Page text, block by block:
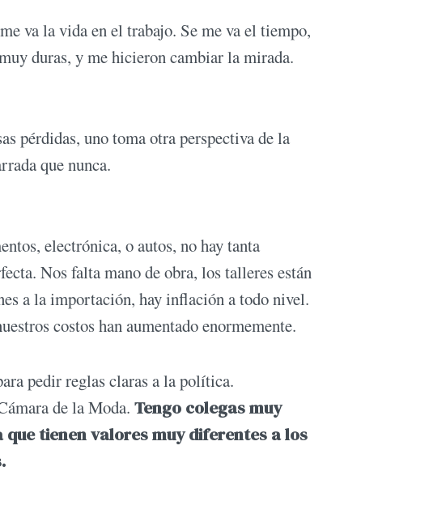
va la vida en el trabajo. Se me va el tiempo,
duras, y me hicieron cambiar la mirada.
pérdidas, uno toma otra perspectiva de la
que nunca.
electrónica, o autos, no hay tanta
Nos falta mano de obra, los talleres están
a la importación, hay inflación a todo nivel.
costos han aumentado enormemente.
pedir reglas claras a la política.
de la Moda. Tengo colegas muy
tienen valores muy diferentes a los